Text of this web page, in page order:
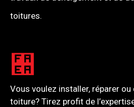
toitures.
Vous voulez installer, réparer
toiture? Tirez profit de